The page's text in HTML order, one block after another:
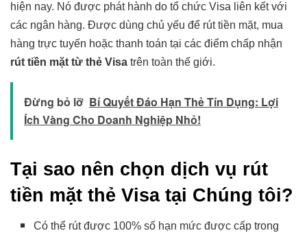
hiện nay. Nó được phát hành do tổ chức Visa liên kết với
các ngân hàng. Được dùng chủ yếu để rút tiền mặt, mua
hàng trực tuyến hoặc thanh toán tại các điểm chấp nhận
rút tiền mặt từ thẻ Visa trên toàn thế giới.
Đừng bỏ lỡ Bí Quyết Đáo Hạn Thẻ Tín Dụng: Lợi
Ích Vàng Cho Doanh Nghiệp Nhỏ!
Tại sao nên chọn dịch vụ rút
tiền mặt thẻ Visa tại Chúng tôi?
Có thể rút được 100% số hạn mức được cấp trong